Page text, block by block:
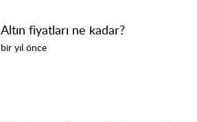
Altın fiyatları ne kadar?
bir yıl önce